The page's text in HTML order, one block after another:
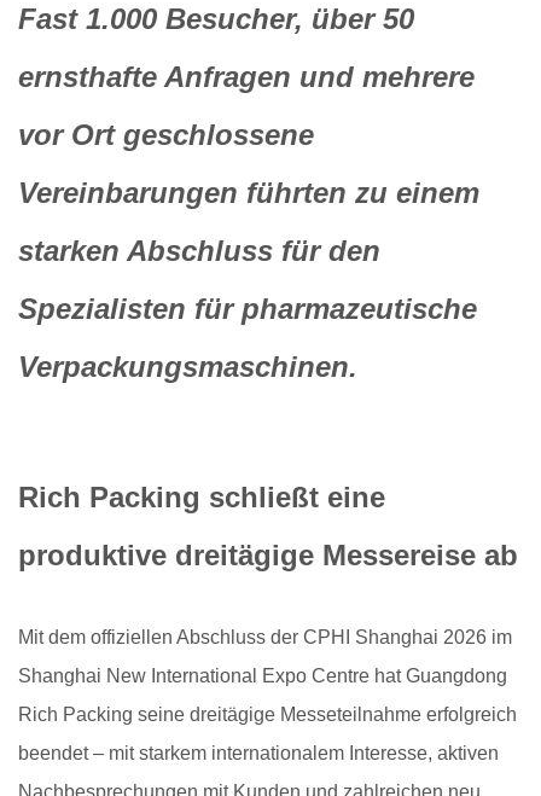
Fast 1.000 Besucher, über 50
ernsthafte Anfragen und mehrere
vor Ort geschlossene
Vereinbarungen führten zu einem
starken Abschluss für den
Spezialisten für pharmazeutische
Verpackungsmaschinen.
Rich Packing schließt eine
produktive dreitägige Messereise ab
Mit dem offiziellen Abschluss der CPHI Shanghai 2026 im
Shanghai New International Expo Centre hat Guangdong
Rich Packing seine dreitägige Messeteilnahme erfolgreich
beendet – mit starkem internationalem Interesse, aktiven
Nachbesprechungen mit Kunden und zahlreichen neu